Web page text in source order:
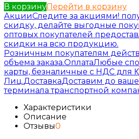
В корзинуПерейти в корзину
АкцииСледите за акциями!
скидку, делайте выгодные
оптовых покупателей
скидки на всю продукцию.
Розничным покупателям
объема заказа.ОплатаЛюбые
карты, безналичные с НДС для
Лиц.ДоставкаДоставим до
терминала транспортной
Характеристики
Описание
Отзывы0